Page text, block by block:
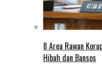
8 Area Rawan
Hibah dan Bansos